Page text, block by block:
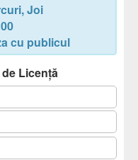
Joi
cu publicul
Licență